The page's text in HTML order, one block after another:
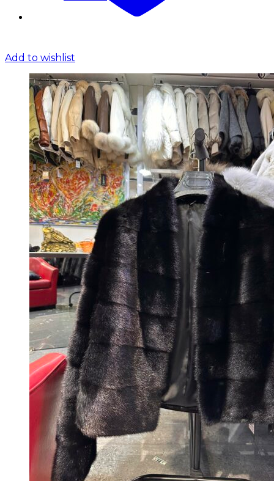
Add to wishlist